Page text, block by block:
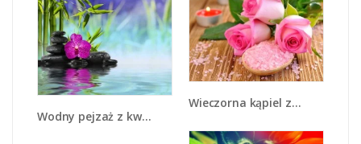
Wodny pejzaż z kwiatem - K646
Wieczorna kąpiel z różami - K615